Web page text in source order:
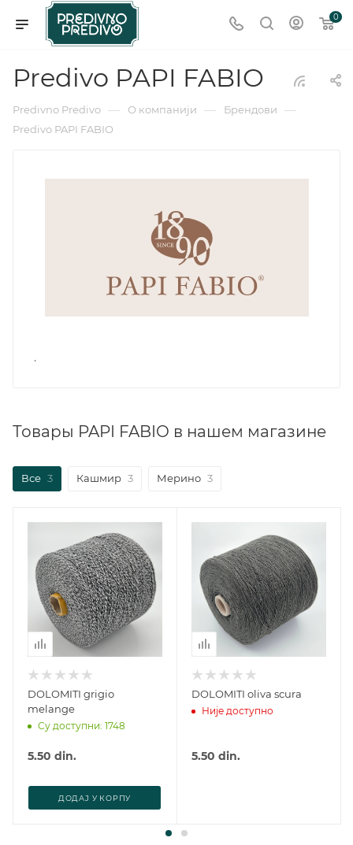
0
Predivo PAPI FABIO
Predivno Predivo — О компанији — Брендови —
Predivo PAPI FABIO
.
Товары PAPI FABIO в нашем магазине
Все 3 Кашмир 3 Мерино 3
DOLOMITI grigio
melange
Су доступни: 1748
5.50 din.
ДОДАJ У КОРПУ
DOLOMITI oliva scura
Није доступно
5.50 din.